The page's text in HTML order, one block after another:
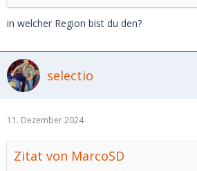
in welcher Region bist du den?
selectio
11. Dezember 2024
Zitat von MarcoSD